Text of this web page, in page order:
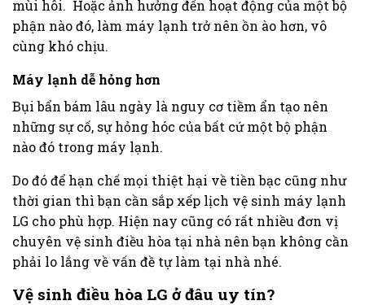
mùi hôi. Hoặc ảnh hưởng đến hoạt động của một bộ
phận nào đó, làm máy lạnh trở nên ồn ào hơn, vô
cùng khó chịu.
Máy lạnh dễ hỏng hơn
Bụi bẩn bám lâu ngày là nguy cơ tiềm ẩn tạo nên
những sự cố, sự hỏng hóc của bất cứ một bộ phận
nào đó trong máy lạnh.
Do đó để hạn chế mọi thiệt hại về tiền bạc cũng như
thời gian thì bạn cần sắp xếp lịch vệ sinh máy lạnh
LG cho phù hợp. Hiện nay cũng có rất nhiều đơn vị
chuyên vệ sinh điều hòa tại nhà nên bạn không cần
phải lo lắng về vấn đề tự làm tại nhà nhé.
Vệ sinh điều hòa LG ở đâu uy tín?